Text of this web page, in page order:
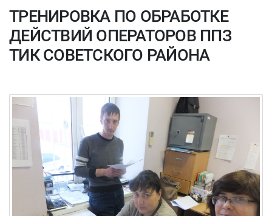
ТРЕНИРОВКА ПО ОБРАБОТКЕ
ДЕЙСТВИЙ ОПЕРАТОРОВ ППЗ
ТИК СОВЕТСКОГО РАЙОНА